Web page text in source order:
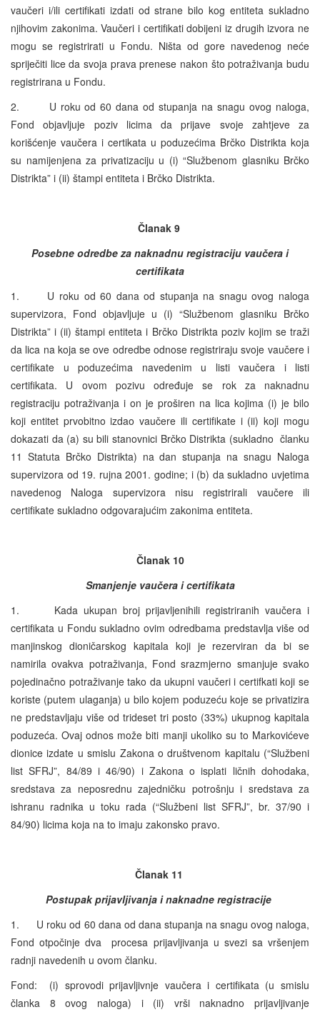
vaučeri i/ili certifikati izdati od strane bilo kog entiteta sukladno
njihovim zakonima. Vaučeri i certifikati dobijeni iz drugih izvora ne
mogu se registrirati u Fondu. Ništa od gore navedenog neće
spriječiti lice da svoja prava prenese nakon što potraživanja budu
registrirana u Fondu.
2. U roku od 60 dana od stupanja na snagu ovog naloga,
Fond objavljuje poziv licima da prijave svoje zahtjeve za
korišćenje vaučera i certikata u poduzećima Brčko Distrikta koja
su namijenjena za privatizaciju u (i) “Službenom glasniku Brčko
Distrikta” i (ii) štampi entiteta i Brčko Distrikta.
Članak 9
Posebne odredbe za naknadnu registraciju vaučera i
certifikata
1. U roku od 60 dana od stupanja na snagu ovog naloga
supervizora, Fond objavljuje u (i) “Službenom glasniku Brčko
Distrikta” i (ii) štampi entiteta i Brčko Distrikta poziv kojim se traži
da lica na koja se ove odredbe odnose registriraju svoje vaučere i
certifikate u poduzećima navedenim u listi vaučera i listi
certifikata. U ovom pozivu određuje se rok za naknadnu
registraciju potraživanja i on je proširen na lica kojima (i) je bilo
koji entitet prvobitno izdao vaučere ili certifikate i (ii) koji mogu
dokazati da (a) su bili stanovnici Brčko Distrikta (sukladno članku
11 Statuta Brčko Distrikta) na dan stupanja na snagu Naloga
supervizora od 19. rujna 2001. godine; i (b) da sukladno uvjetima
navedenog Naloga supervizora nisu registrirali vaučere ili
certifikate sukladno odgovarajućim zakonima entiteta.
Članak 10
Smanjenje vaučera i certifikata
1. Kada ukupan broj prijavljenihili registriranih vaučera i
certifikata u Fondu sukladno ovim odredbama predstavlja više od
manjinskog dioničarskog kapitala koji je rezerviran da bi se
namirila ovakva potraživanja, Fond srazmjerno smanjuje svako
pojedinačno potraživanje tako da ukupni vaučeri i certifkati koji se
koriste (putem ulaganja) u bilo kojem poduzeću koje se privatizira
ne predstavljaju više od trideset tri posto (33%) ukupnog kapitala
poduzeća. Ovaj odnos može biti manji ukoliko su to Markovićeve
dionice izdate u smislu Zakona o društvenom kapitalu (“Službeni
list SFRJ”, 84/89 i 46/90) i Zakona o isplati ličnih dohodaka,
sredstava za neposrednu zajedničku potrošnju i sredstava za
ishranu radnika u toku rada (“Službeni list SFRJ”, br. 37/90 i
84/90) licima koja na to imaju zakonsko pravo.
Članak 11
Postupak prijavljivanja i naknadne registracije
1. U roku od 60 dana od dana stupanja na snagu ovog naloga,
Fond otpočinje dva procesa prijavljivanja u svezi sa vršenjem
radnji navedenih u ovom članku.
Fond: (i) sprovodi prijavljivnje vaučera i certifikata (u smislu
članka 8 ovog naloga) i (ii) vrši naknadno prijavljivanje